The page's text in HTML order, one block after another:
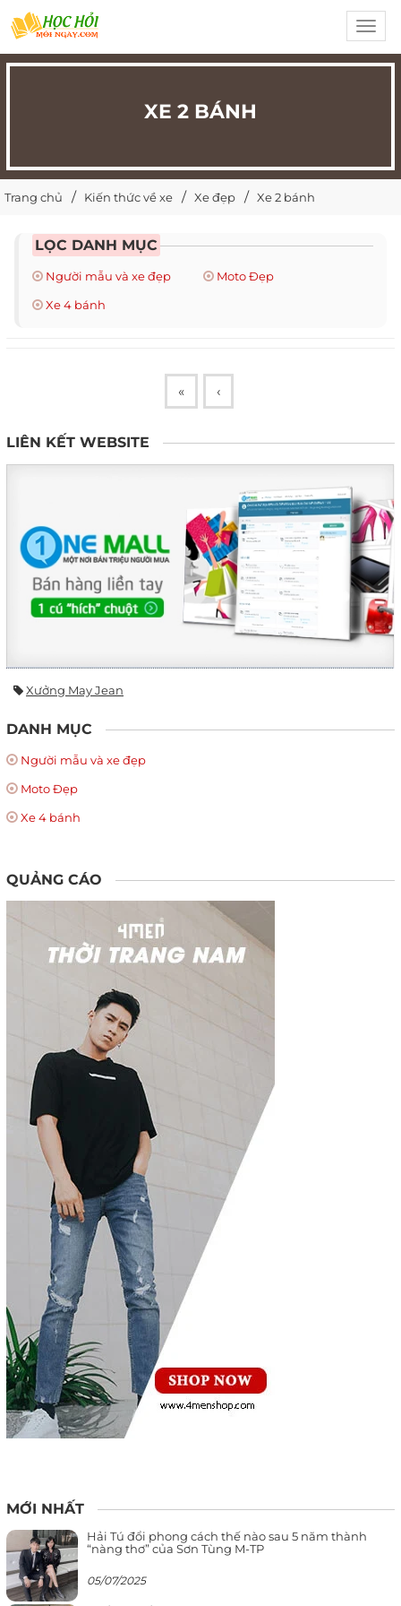
XE 2 BÁNH
Trang chủ Kiến thức về xe Xe đẹp Xe 2 bánh
LỌC DANH MỤC
Người mẫu và xe đẹp
Moto Đẹp
Xe 4 bánh
« ‹
LIÊN KẾT WEBSITE
Xưởng May Jean
DANH MỤC
Người mẫu và xe đẹp
Moto Đẹp
Xe 4 bánh
QUẢNG CÁO
MỚI NHẤT
Hải Tú đổi phong cách thế nào sau 5 năm thành
“nàng thơ” của Sơn Tùng M-TP
05/07/2025